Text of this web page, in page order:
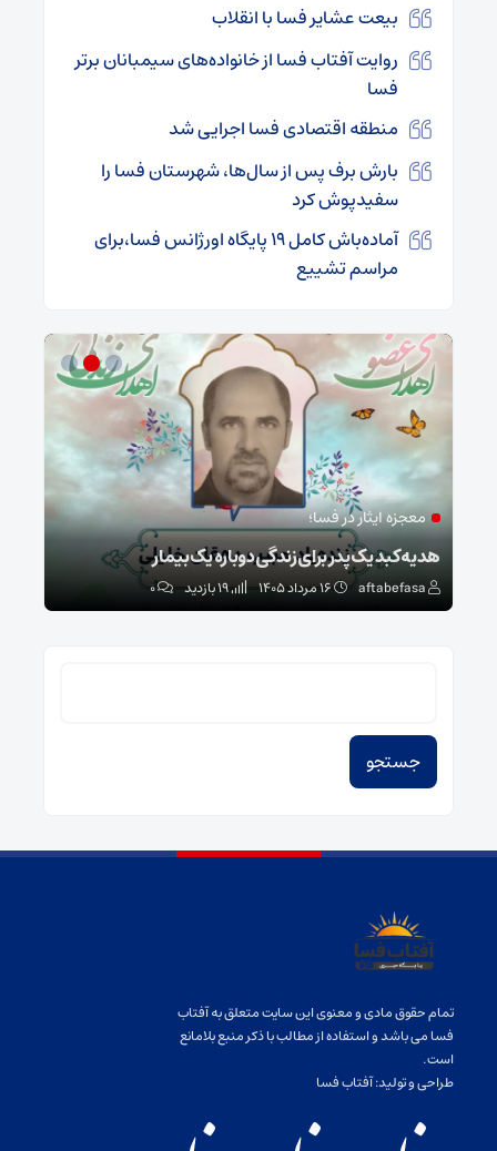
بیعت عشایر فسا با انقلاب
روایت آفتاب فسا از خانواده‌های سیمبانان برتر
فسا
منطقه اقتصادی فسا اجرایی شد
بارش برف پس از سال‌ها، شهرستان فسا را
سفیدپوش کرد
آماده‌باش کامل ۱۹ پایگاه اورژانس فسا،برای
مراسم تشییع
معجزه ایثار در فسا؛
هدیه کبد یک پدر برای زندگی دوباره یک بیمار
aftabefasa ۱۶ مرداد ۱۴۰۵ 19 بازدید ۰
تمام حقوق مادی و معنوی این سایت متعلق به آفتاب
فسا می باشد و استفاده از مطالب با ذکر منبع بلامانع
است.
طراحی و تولید:آفتاب فسا